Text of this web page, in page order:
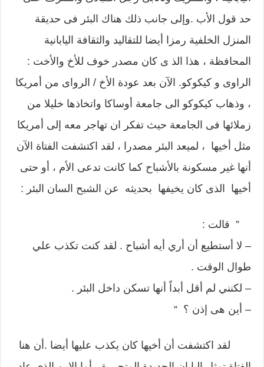
حد قول الأب .وإلى جانب ذلك هناك البئر فى حديقة
المنزل الخلفية رمزا أيضا للتقاليد والثقافة اليابانية
المحافظة ، هذا الذ ى كان مصدر خوف للأخ والأخت :
الراوى و كيكوكو. الآن بعد عودة الأخ / الرواى من أمريكا
، وذهاب كيكوكو الى جامعة أوساكا واتخاذها خليلا من
زملائها فى الجامعة حيث تفكر ان تهاجر معه إلى أمريكا
مثل أخيها ، لميعد البئر مصدرا ، لقد اكتشفت الفتاة الآن
أنها غير مسكونة بالأشباح كما كانت تدعى الأم ، أو حتى
أخيها الذى كان يخيفها بحديثه عن الشبح السان البئر :
” قالت :
– لا أستطيع أن أري أيه أشباح . لقد كنت تكذب علي
طوال الوقت .
– لكنني لم أقل أبداً أنها تسكن داخل البئر .
– أين هى إذن ؟ “
لقد اكتشفت أن أخيها كان يكذب عليها أيضا .أن هنا